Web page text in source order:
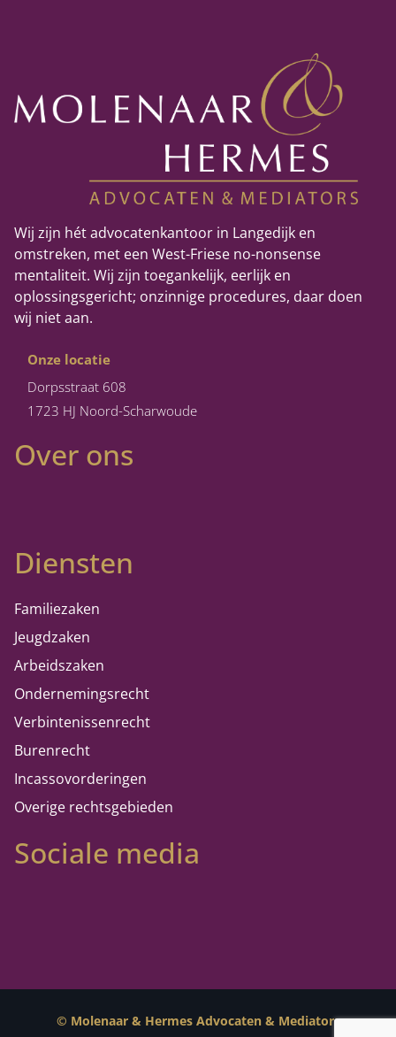
Wij zijn hét advocatenkantoor in Langedijk en
omstreken, met een West-Friese no-nonsense
mentaliteit. Wij zijn toegankelijk, eerlijk en
oplossingsgericht; onzinnige procedures, daar doen
wij niet aan.
Onze locatie
Dorpsstraat 608
1723 HJ Noord-Scharwoude
Over ons
Diensten
Familiezaken
Jeugdzaken
Arbeidszaken
Ondernemingsrecht
Verbintenissenrecht
Burenrecht
Incassovorderingen
Overige rechtsgebieden
Sociale media
© Molenaar & Hermes Advocaten & Mediators